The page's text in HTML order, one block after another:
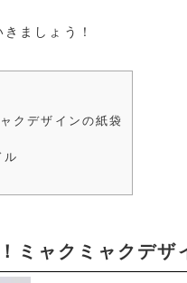
ましょう！
クデザインの紙袋
ル
ミャクミャクデザ